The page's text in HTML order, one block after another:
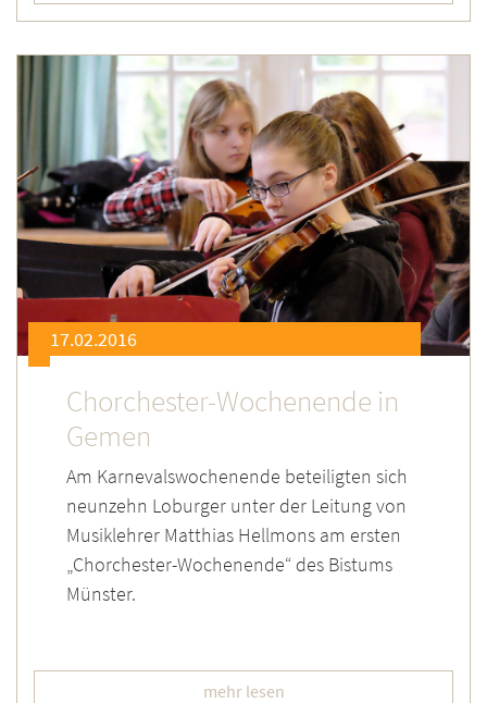
17.02.2016
Chorchester-Wochenende in
Gemen
Am Karnevalswochenende beteiligten sich
neunzehn Loburger unter der Leitung von
Musiklehrer Matthias Hellmons am ersten
„Chorchester-Wochenende“ des Bistums
Münster.
mehr lesen